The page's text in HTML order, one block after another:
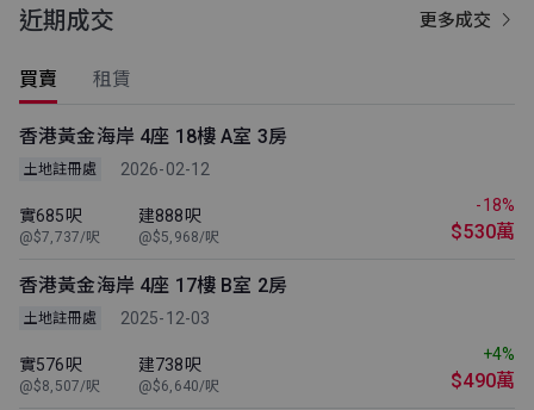
近期成交 更多成交
買賣 租賃
香港黃金海岸 4座 18樓 A室 3房
土地註冊處 2026-02-12
實685呎
@$7,737/呎
建888呎
@$5,968/呎
-18%
$530萬
香港黃金海岸 4座 17樓 B室 2房
土地註冊處 2025-12-03
實576呎
@$8,507/呎
建738呎
@$6,640/呎
+4%
$490萬